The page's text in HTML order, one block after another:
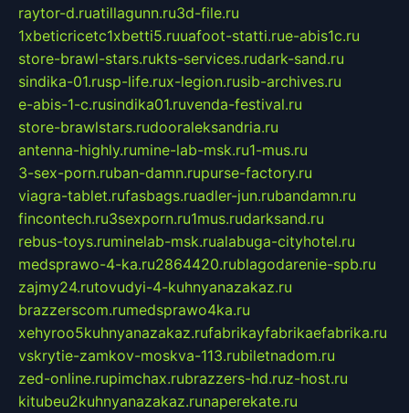
raytor-d.ruatillagunn.ru3d-file.ru
1xbeticricetc1xbetti5.ruuafoot-statti.rue-abis1c.ru
store-brawl-stars.rukts-services.rudark-sand.ru
sindika-01.rusp-life.rux-legion.rusib-archives.ru
e-abis-1-c.rusindika01.ruvenda-festival.ru
store-brawlstars.rudooraleksandria.ru
antenna-highly.rumine-lab-msk.ru1-mus.ru
3-sex-porn.ruban-damn.rupurse-factory.ru
viagra-tablet.rufasbags.ruadler-jun.rubandamn.ru
fincontech.ru3sexporn.ru1mus.rudarksand.ru
rebus-toys.ruminelab-msk.rualabuga-cityhotel.ru
medsprawo-4-ka.ru2864420.rublagodarenie-spb.ru
zajmy24.rutovudyi-4-kuhnyanazakaz.ru
brazzerscom.rumedsprawo4ka.ru
xehyroo5kuhnyanazakaz.rufabrikayfabrikaefabrika.ru
vskrytie-zamkov-moskva-113.rubiletnadom.ru
zed-online.rupimchax.rubrazzers-hd.ruz-host.ru
kitubeu2kuhnyanazakaz.runaperekate.ru